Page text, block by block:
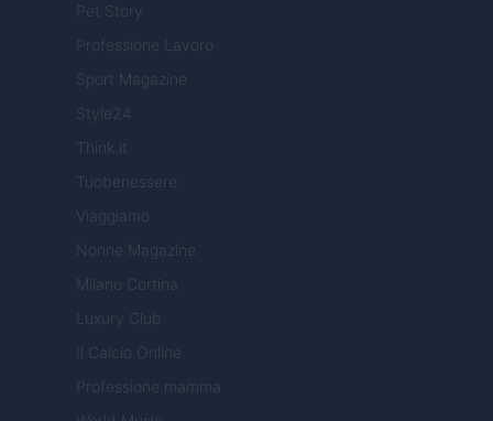
Pet Story
Professione Lavoro
Sport Magazine
Style24
Think.it
Tuobenessere
Viaggiamo
Nonne Magazine
Milano Cortina
Luxury Club
Il Calcio Online
Professione mamma